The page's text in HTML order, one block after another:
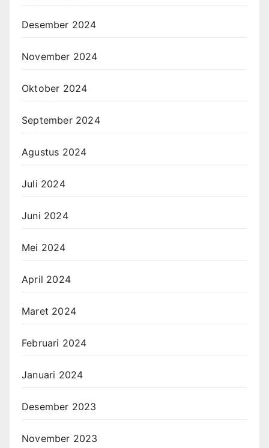
Desember 2024
November 2024
Oktober 2024
September 2024
Agustus 2024
Juli 2024
Juni 2024
Mei 2024
April 2024
Maret 2024
Februari 2024
Januari 2024
Desember 2023
November 2023